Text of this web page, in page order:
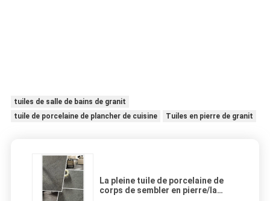
tuiles de salle de bains de granit
tuile de porcelaine de plancher de cuisine
Tuiles en pierre de granit
La pleine tuile de porcelaine de
corps de sembler en pierre/la